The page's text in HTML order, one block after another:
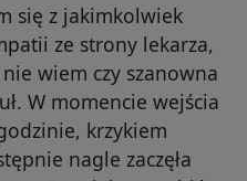
się z jakimkolwiek
ze strony lekarza,
wiem czy szanowna
W momencie wejścia
krzykiem
nagle zaczęła